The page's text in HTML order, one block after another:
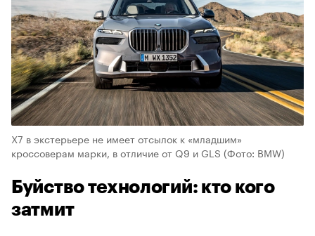
X7 в экстерьере не имеет отсылок к «младшим»
кроссоверам марки, в отличие от Q9 и GLS (Фото: BMW)
Буйство технологий: кто кого
затмит